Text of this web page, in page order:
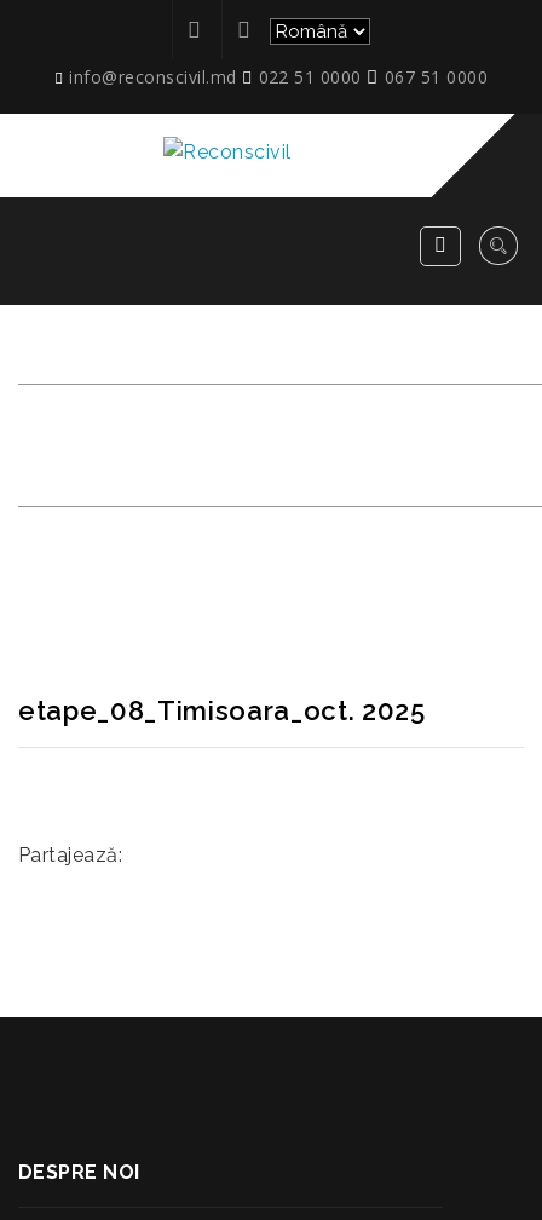
info@reconscivil.md 022 51 0000 067 51 0000
etape_08_Timisoara_oct. 2025
Partajează:
DESPRE NOI